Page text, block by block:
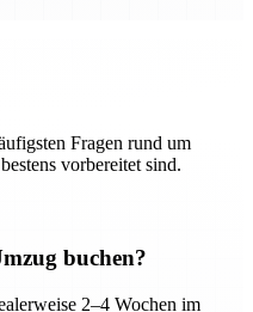
Fragen rund um
vorbereitet sind.
buchen?
2–4 Wochen im